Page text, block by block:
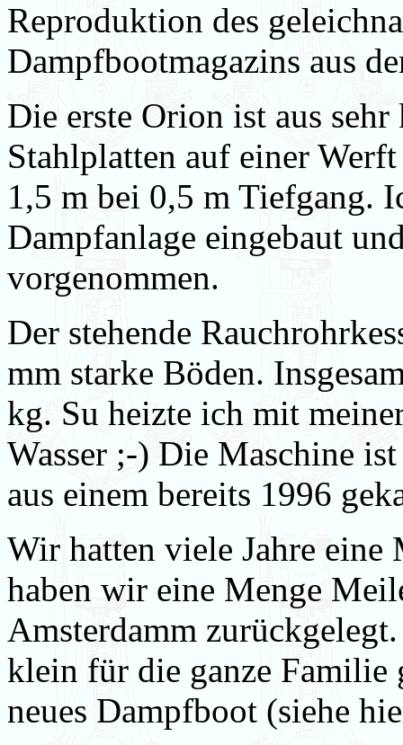
Reproduktion des
Dampfbootmagazins aus
Die erste Orion ist aus
Stahlplatten auf einer
1,5 m bei 0,5 m Tiefgang.
Dampfanlage eingebaut
vorgenommen.
Der stehende
mm starke Böden.
kg. Su heizte ich mit
Wasser ;-) Die Maschine
aus einem bereits 1996
Wir hatten viele Jahre
haben wir eine Menge
Amsterdamm
klein für die ganze Familie
neues Dampfboot (siehe